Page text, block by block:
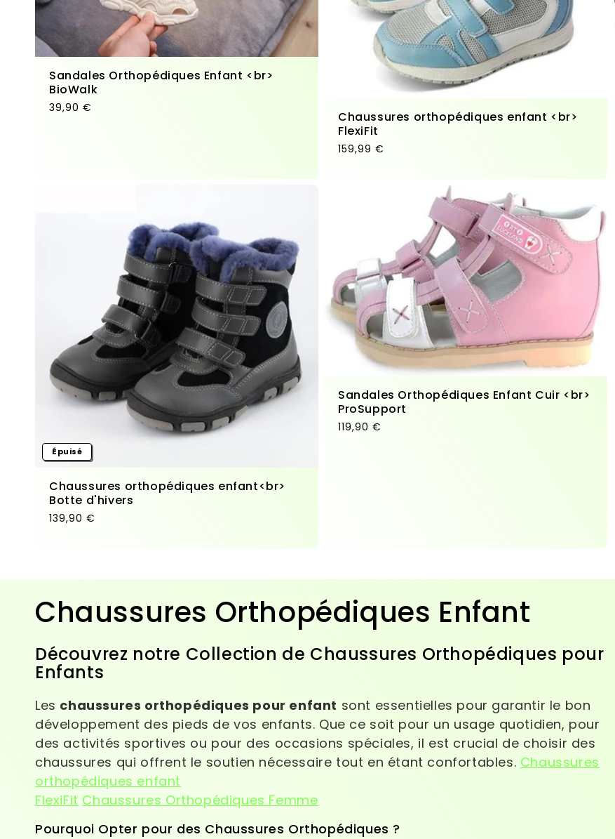
Sandales Orthopédiques Enfant <br>
BioWalk
Prix habituel
39,90 €
Chaussures orthopédiques enfant <br>
FlexiFit
Prix habituel
159,99 €
Épuisé
Chaussures orthopédiques enfant<br>
Botte d'hivers
Prix habituel
139,90 €
Sandales Orthopédiques Enfant Cuir <br>
ProSupport
Prix habituel
119,90 €
Collection:
Chaussures Orthopédiques Enfant
Découvrez notre Collection de Chaussures Orthopédiques pour
Enfants
Les chaussures orthopédiques pour enfant sont essentielles pour garantir le bon
développement des pieds de vos enfants. Que ce soit pour un usage quotidien, pour
des activités sportives ou pour des occasions spéciales, il est crucial de choisir des
chaussures qui offrent le soutien nécessaire tout en étant confortables. Chaussures
orthopédiques enfant
FlexiFit Chaussures Orthopédiques Femme
Pourquoi Opter pour des Chaussures Orthopédiques ?